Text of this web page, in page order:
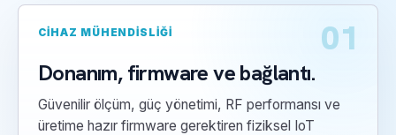
01
CIHAZ MÜHENDISLIĞI
Donanım, firmware ve bağlantı.
Güvenilir ölçüm, güç yönetimi, RF performansı ve
üretime hazır firmware gerektiren fiziksel IoT